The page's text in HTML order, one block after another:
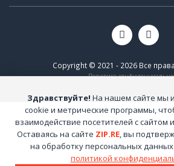
Copyright © 2021 - 2026 Все
Политика
Здравствуйте! На нашем сайте мы
cookie и метрические программы,
взаимодействие посетителей с сайтом
Оставаясь на сайте ZIP.RE, вы
на обработку персональных данных
политикой